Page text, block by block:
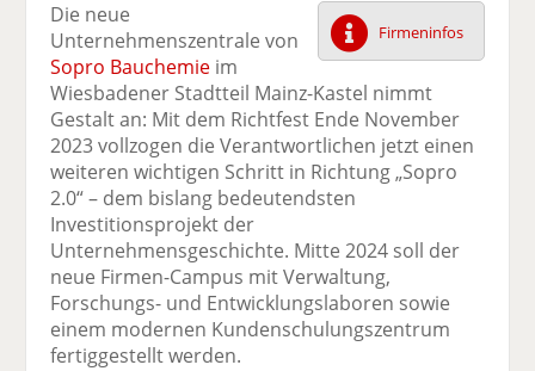
uf
F
ac
e
b
o
o
il
e
n
wi
tt
er
n
uf
Li
n
k
e
di
n
e
er
E
m
l
v
er
d
n
ck
e
Firmeninfos
Die neue
Unternehmenszentrale von
Sopro Bauchemie im
Wiesbadener Stadtteil Mainz-Kastel nimmt
Gestalt an: Mit dem Richtfest Ende November
2023 vollzogen die Verantwortlichen jetzt einen
weiteren wichtigen Schritt in Richtung „Sopro
2.0“ – dem bislang bedeutendsten
Investitionsprojekt der
Unternehmensgeschichte. Mitte 2024 soll der
neue Firmen-Campus mit Verwaltung,
Forschungs- und Entwicklungslaboren sowie
einem modernen Kundenschulungszentrum
fertiggestellt werden.